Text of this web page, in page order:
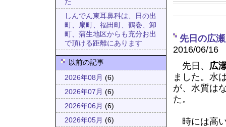
た
しんでん東耳鼻科は、日の出
町、扇町、福田町、鶴巻、卸
町、蒲生地区からも充分お出
で頂ける距離にあります
以前の記事
2026年08月 (6)
2026年07月 (6)
2026年06月 (6)
2026年05月 (6)
先日の広
2016/06/16
先日、 広
ました。水
が、水質は
た。
時には高